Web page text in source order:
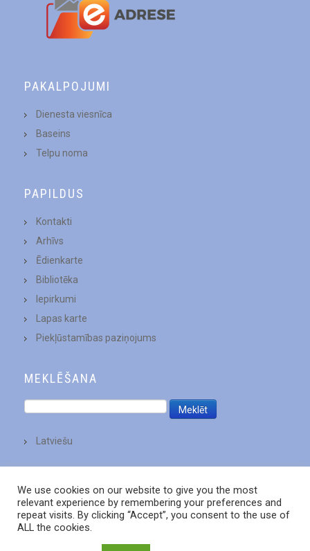
PAKALPOJUMI
Dienesta viesnīca
Baseins
Telpu noma
PAPILDUS
Kontakti
Arhīvs
Ēdienkarte
Bibliotēka
Iepirkumi
Lapas karte
Piekļūstamības paziņojums
MEKLĒŠANA
Latviešu
We use cookies on our website to give you the most
relevant experience by remembering your preferences and
repeat visits. By clicking “Accept”, you consent to the use of
ALL the cookies.